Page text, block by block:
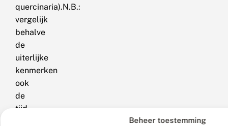
Beheer toestemming
quercinaria).N.B.:
vergelijk
behalve
de
uiterlijke
kenmerken
ook
de
tijd